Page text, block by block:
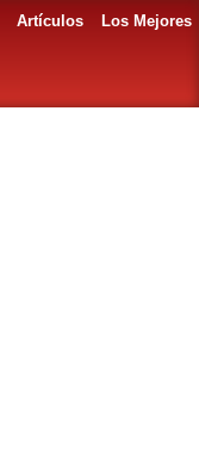
Artículos
Los Mejores